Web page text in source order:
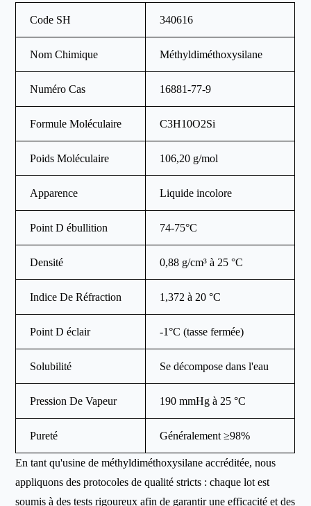
Code SH 340616
Nom Chimique Méthyldiméthoxysilane
Numéro Cas 16881-77-9
Formule Moléculaire C3H10O2Si
Poids Moléculaire 106,20 g/mol
Apparence Liquide incolore
Point D ébullition 74-75°C
Densité 0,88 g/cm³ à 25 °C
Indice De Réfraction 1,372 à 20 °C
Point D éclair -1°C (tasse fermée)
Solubilité Se décompose dans l'eau
Pression De Vapeur 190 mmHg à 25 °C
Pureté Généralement ≥98%
En tant qu'usine de méthyldiméthoxysilane accréditée, nous
appliquons des protocoles de qualité stricts : chaque lot est
soumis à des tests rigoureux afin de garantir une efficacité et des